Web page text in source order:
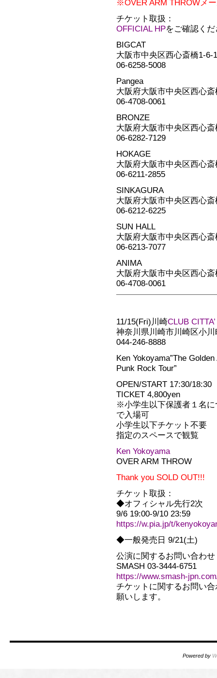
※OVER ARM THROWメ
チケット取扱：
OFFICIAL HPをご確認く
BIGCAT
大阪市中央区西心斎橋1-6-
06-6258-5008
Pangea
大阪府大阪市中央区西心
06-4708-0061
BRONZE
大阪府大阪市中央区西心
06-6282-7129
HOKAGE
大阪府大阪市中央区西心
06-6211-2855
SINKAGURA
大阪府大阪市中央区西心
06-6212-6225
SUN HALL
大阪府大阪市中央区西心
06-6213-7077
ANIMA
大阪府大阪市中央区西心
06-4708-0061
11/15(Fri)川崎CLUB CITTA’
神奈川県川崎市川崎区小川
044-246-8888
Ken Yokoyama”The
Punk Rock Tour”
OPEN/START 17:30/18:30
TICKET 4,800yen
※小学生以下保護者１名に
で入場可
小学生以下チケット不要
指定のスペースで観覧
Ken Yokoyama
OVER ARM THROW
Thank you SOLD OUT!!!
チケット取扱：
◆オフィシャル先行2次
9/6 19:00-9/10 23:59
https://w.pia.jp/t/
◆一般発売日 9/21(土)
公演に関するお問い合わせ
SMASH 03-3444-6751
https://www.smash-
チケットに関するお問い
願いします。
Powered by